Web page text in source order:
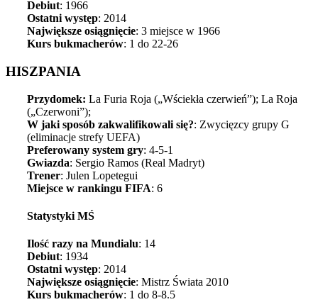
Debiut: 1966
Ostatni występ: 2014
Największe osiągnięcie: 3 miejsce w 1966
Kurs bukmacherów: 1 do 22-26
HISZPANIA
Przydomek: La Furia Roja („Wściekła czerwień”); La Roja
(„Czerwoni”);
W jaki sposób zakwalifikowali się?: Zwycięzcy grupy G
(eliminacje strefy UEFA)
Preferowany system gry: 4-5-1
Gwiazda: Sergio Ramos (Real Madryt)
Trener: Julen Lopetegui
Miejsce w rankingu FIFA: 6
Statystyki MŚ
Ilość razy na Mundialu: 14
Debiut: 1934
Ostatni występ: 2014
Największe osiągnięcie: Mistrz Świata 2010
Kurs bukmacherów: 1 do 8-8.5